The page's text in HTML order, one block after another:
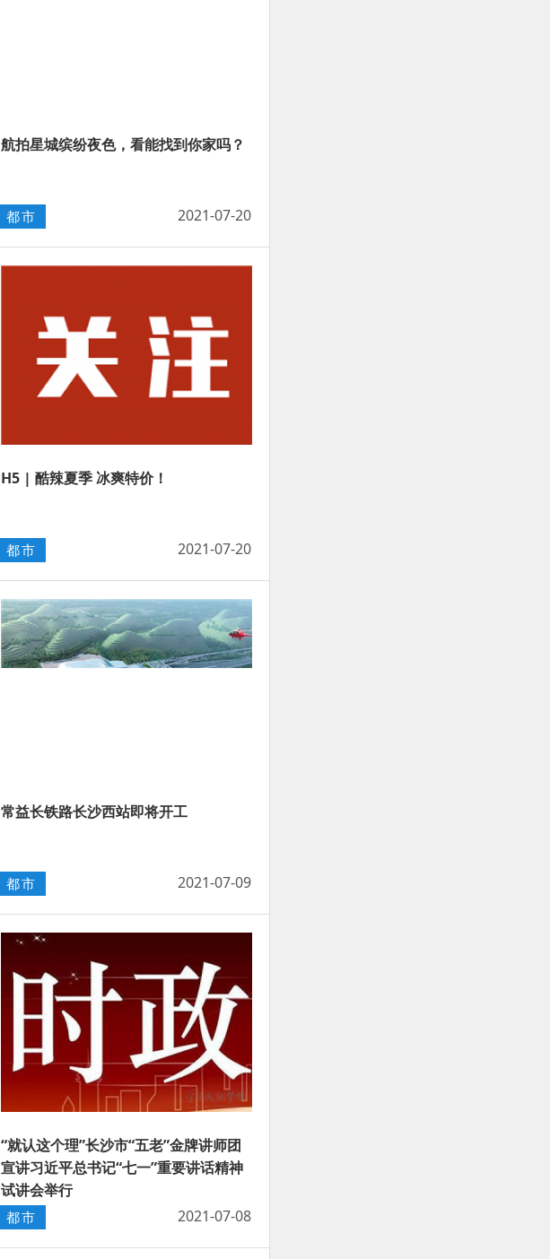
航拍星城缤纷夜色，看能找到你家吗？
都市 2021-07-20
H5 | 酷辣夏季 冰爽特价！
都市 2021-07-20
常益长铁路长沙西站即将开工
都市 2021-07-09
“就认这个理”长沙市“五老”金牌讲师团
宣讲习近平总书记“七一”重要讲话精神
试讲会举行
都市 2021-07-08